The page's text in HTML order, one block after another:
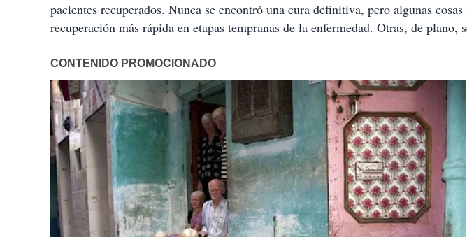
pacientes recuperados. Nunca se encontró una cura definitiva, pero algunas cosas
recuperación más rápida en etapas tempranas de la enfermedad. Otras, de plano,